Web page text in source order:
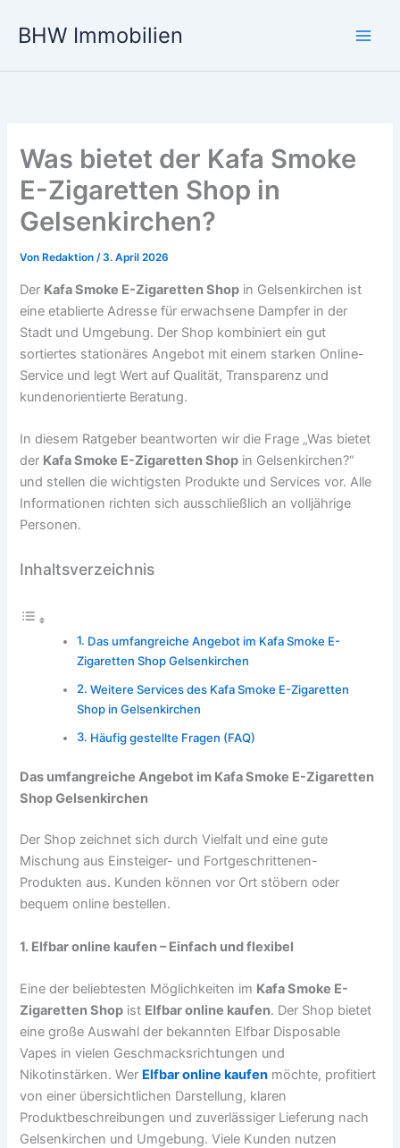
InhaltBHW Immobilien
Was bietet der Kafa Smoke
E-Zigaretten Shop in
Gelsenkirchen?
Von Redaktion/3. April 2026
Der Kafa Smoke E-Zigaretten Shop in Gelsenkirchen ist
eine etablierte Adresse für erwachsene Dampfer in der
Stadt und Umgebung. Der Shop kombiniert ein gut
sortiertes stationäres Angebot mit einem starken Online-
Service und legt Wert auf Qualität, Transparenz und
kundenorientierte Beratung.
In diesem Ratgeber beantworten wir die Frage „Was bietet
der Kafa Smoke E-Zigaretten Shop in Gelsenkirchen?“
und stellen die wichtigsten Produkte und Services vor. Alle
Informationen richten sich ausschließlich an volljährige
Personen.
Inhaltsverzeichnis
Das umfangreiche Angebot im Kafa Smoke E-
Zigaretten Shop Gelsenkirchen
Weitere Services des Kafa Smoke E-Zigaretten
Shop in Gelsenkirchen
Häufig gestellte Fragen (FAQ)
Das umfangreiche Angebot im Kafa Smoke E-Zigaretten
Shop Gelsenkirchen
Der Shop zeichnet sich durch Vielfalt und eine gute
Mischung aus Einsteiger- und Fortgeschrittenen-
Produkten aus. Kunden können vor Ort stöbern oder
bequem online bestellen.
1. Elfbar online kaufen – Einfach und flexibel
Eine der beliebtesten Möglichkeiten im Kafa Smoke E-
Zigaretten Shop ist Elfbar online kaufen. Der Shop bietet
eine große Auswahl der bekannten Elfbar Disposable
Vapes in vielen Geschmacksrichtungen und
Nikotinstärken. Wer Elfbar online kaufen möchte, profitiert
von einer übersichtlichen Darstellung, klaren
Produktbeschreibungen und zuverlässiger Lieferung nach
Gelsenkirchen und Umgebung. Viele Kunden nutzen